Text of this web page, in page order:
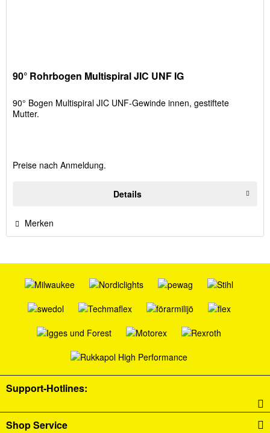
90° Rohrbogen Multispiral JIC UNF IG
90° Bogen Multispiral JIC UNF-Gewinde innen, gestiftete
Mutter.
Preise nach Anmeldung.
Details
Merken
Support-Hotlines:
Shop Service